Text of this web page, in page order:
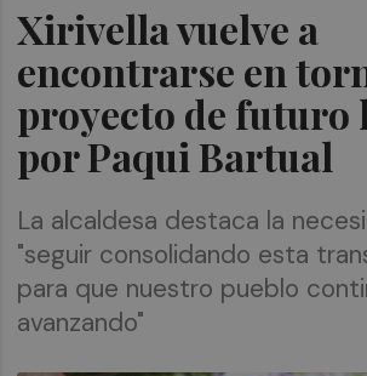
Xirivella vuelve a
encontrarse en
proyecto de futuro
por Paqui Bartual
La alcaldesa destaca la
"seguir consolidando esta
para que nuestro pueblo
avanzando"